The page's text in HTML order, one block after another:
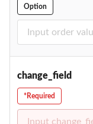
Option
change_field
*Required